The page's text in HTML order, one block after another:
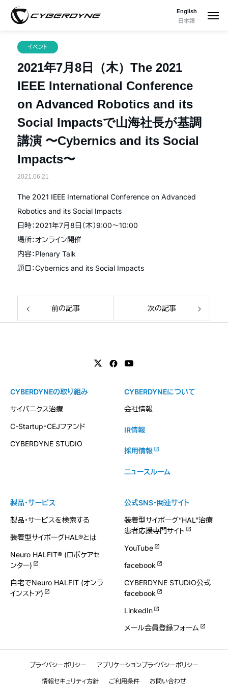
English
日本語
イベント
2021年7月8日（木）The 2021
IEEE International Conference
on Advanced Robotics and its
Social Impactsで山海社長が基調
講演 〜Cybernics and its Social
Impacts〜
2021.06.21
The 2021 IEEE International Conference on Advanced
Robotics and its Social Impacts
日時：2021年7月8日（木）9:00〜10:00
場所：オンライン開催
内容：Plenary Talk
題目：Cybernics and its Social Impacts
前の記事 次の記事
製品・サービス
製品・サービスを検索する
装着型サイボーグHAL®とは
Neuro HALFIT® (ロボケアセ
ンター)
自宅でNeuro HALFIT (オンラ
インストア)
CYBERDYNEの取り組み
サイバニクス治療
C-Startup・CEJファンド
CYBERDYNE STUDIO
CYBERDYNEについて
会社情報
IR情報
採用情報
ニュースルーム
公式SNS・関連サイト
装着型サイボーグ”HAL”治療
患者応援専門サイト
YouTube
facebook
CYBERDYNE STUDIO公式
facebook
LinkedIn
メール会員登録フォーム
プライバシーポリシー アプリケーションプライバシーポリシー
情報セキュリティ方針 ご利用条件 お問い合わせ